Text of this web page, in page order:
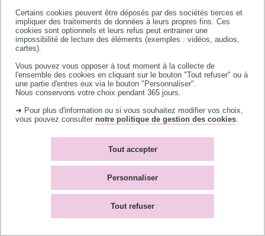
Certains cookies peuvent être déposés par des sociétés tierces et
impliquer des traitements de données à leurs propres fins. Ces
cookies sont optionnels et leurs refus peut entrainer une
impossibilité de lecture des éléments (exemples : vidéos, audios,
cartes).
Vous pouvez vous opposer à tout moment à la collecte de
l'ensemble des cookies en cliquant sur le bouton "Tout refuser" ou à
une partie d'entres eux via le bouton "Personnaliser".
Nous conservons votre choix pendant 365 jours.
➜ Pour plus d'information ou si vous souhaitez modifier vos choix,
vous pouvez consulter notre politique de gestion des cookies
Tout accepter
Tout refuser
Personnaliser
Contacts
Nos partenaires
Mentions légales
Plan du site
Cookies
Accessibilité : non-
conforme